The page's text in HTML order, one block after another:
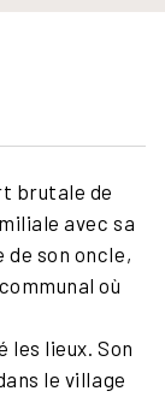
brutale de
avec sa
de son oncle,
où
les lieux. Son
le village